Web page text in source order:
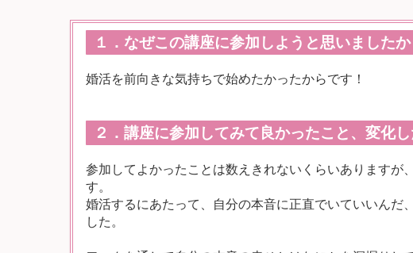
１．なぜこの講座に参加しようと思いましたか
婚活を前向きな気持ちで始めたかったからです！
２．講座に参加してみて良かったこと、変化
参加してよかったことは数えきれないくらいありますが
す。
婚活するにあたって、自分の本音に正直でいていいんだ
した。